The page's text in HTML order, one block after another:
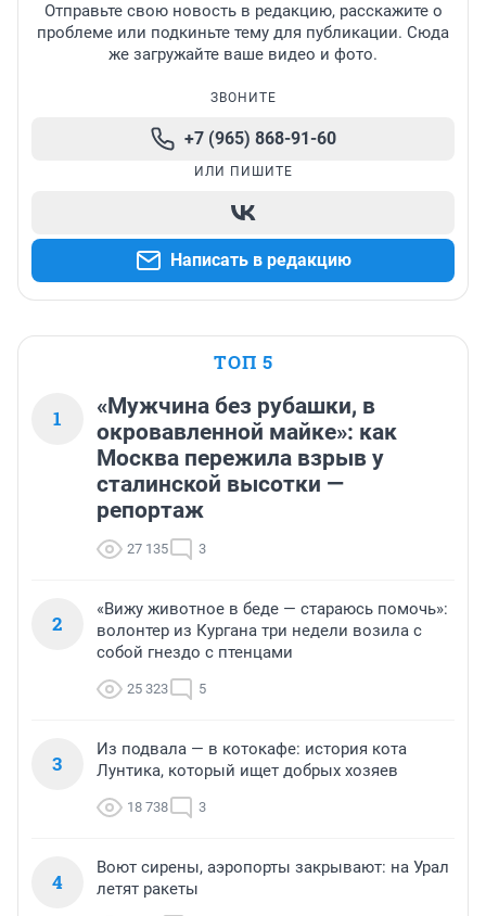
Отправьте свою новость в редакцию, расскажите о
проблеме или подкиньте тему для публикации. Сюда
же загружайте ваше видео и фото.
ЗВОНИТЕ
+7 (965) 868-91-60
ИЛИ ПИШИТЕ
Написать в редакцию
ТОП 5
1
«Мужчина без рубашки, в
окровавленной майке»: как
Москва пережила взрыв у
сталинской высотки —
репортаж
27 135 3
2
«Вижу животное в беде — стараюсь помочь»:
волонтер из Кургана три недели возила с
собой гнездо с птенцами
25 323 5
3
Из подвала — в котокафе: история кота
Лунтика, который ищет добрых хозяев
18 738 3
4
Воют сирены, аэропорты закрывают: на Урал
летят ракеты